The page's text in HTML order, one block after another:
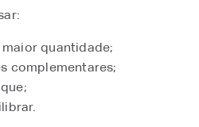
quantidade;
complementares;